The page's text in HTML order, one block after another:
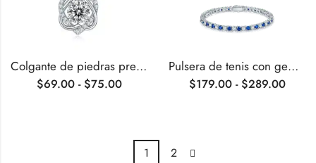
Colgante de piedras preciosas cultivadas en laboratorio en forma de corazón
$69.00 - $75.00
Pulsera de tenis con gemas cultivadas en laboratorio
$179.00 - $289.00
1 2